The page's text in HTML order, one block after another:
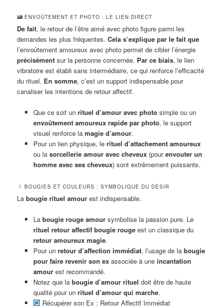
ENVOÛTEMENT ET PHOTO : LE LIEN DIRECT
De fait, le retour de l’être aimé avec photo figure parmi les
demandes les plus fréquentes.Cela s’explique par le fait que
l’envoûtement amoureux avec photo permet de cibler l’énergie
précisément sur la personne concernée. Par ce biais, le lien
vibratoire est établi sans intermédiaire, ce qui renforce l’efficacité
du rituel. En somme, c’est un support indispensable pour
canaliser les intentions de retour affectif.
Que ce soit un rituel d’amour avec photosimple ou un
envoûtement amoureux rapide par photo, le support
visuel renforce la magie d’amour.
Pour un lien physique, le rituel d’attachement amoureux
ou la sorcellerie amour avec cheveux(pourenvouter un
homme avec ses cheveux) sont extrêmement puissants.
BOUGIES ET COULEURS : SYMBOLIQUE DU DÉSIR
Labougie rituel amour est indispensable.
La bougie rouge amoursymbolise la passion pure. Le
rituel retour affectif bougie rougeest un classique du
retour amoureux magie.
Pour un retour d’affection immédiat, l’usage de la bougie
pour faire revenir son exassociée à une incantation
amourest recommandé.
Notez que la bougie d’amour rituel doit être de haute
qualité pour un rituel d’amour qui marche.
Récupérer son Ex : Retour Affectif Immédiat